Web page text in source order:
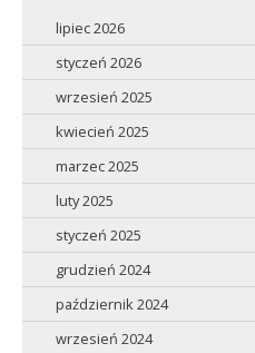
lipiec 2026
styczeń 2026
wrzesień 2025
kwiecień 2025
marzec 2025
luty 2025
styczeń 2025
grudzień 2024
październik 2024
wrzesień 2024